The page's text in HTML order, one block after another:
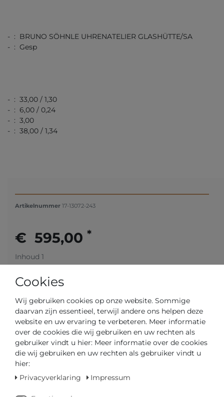
- : BRUNO SÖHNLE UHRENATELIER GLASHÜTTE/SA
- : Gesp
- : 33,00 / 1,30
- : 6,00 / 0,24
- : 3,00
- : 38,00 / 1,34
Artikelnummer 17-13072-243
€ 595,00 *
Inhoud 1
Op voorraad
GEDIPLOMEERD DEALER
Cookies
Wij gebruiken cookies op onze website. Sommige
daarvan zijn essentieel, terwijl andere ons helpen deze
website en uw ervaring te verbeteren. Meer informatie
over de cookies die wij gebruiken en uw rechten als
gebruiker vindt u hier: Meer informatie over de cookies
die wij gebruiken en uw rechten als gebruiker vindt u
hier:
Privacyverklaring
Impressum